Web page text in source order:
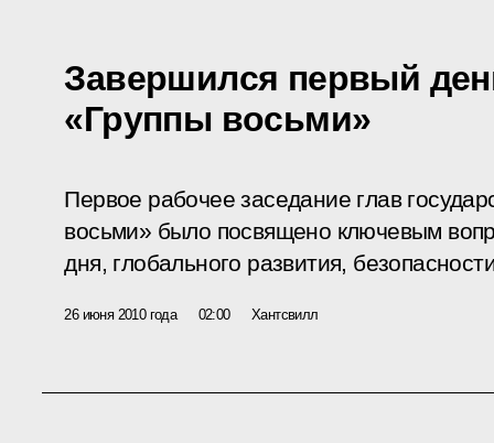
Завершился первый
«Группы восьми»
Первое рабочее заседание глав
восьми» было посвящено ключевым
дня, глобального развития,
26 июня 2010 года 02:00 Хантсвилл